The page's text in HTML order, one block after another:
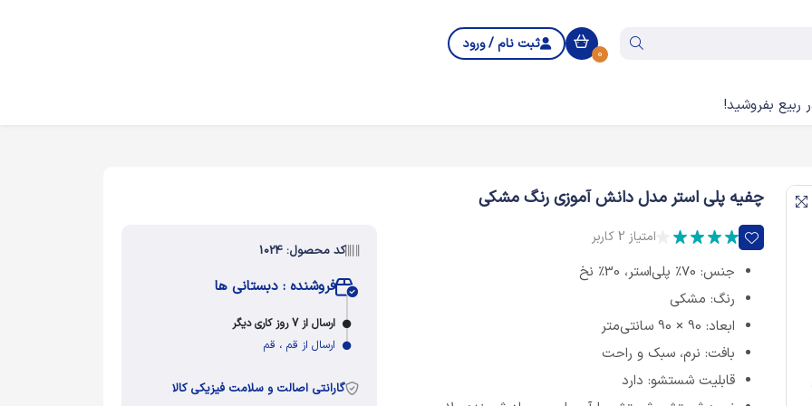
0
ثبت نام / ورود
ربیع بفروشید!
چفیه پلی استر مدل دانش آموزی رنگ مشکی
امتیاز 2 کاربر
جنس: 70٪ پلی‌استر، 30٪ نخ
رنگ: مشکی
ابعاد: 90 × 90 سانتی‌متر
بافت: نرم، سبک و راحت
قابلیت شستشو: دارد
کد محصول: 1024
فروشنده : دبستانی ها
ارسال از 7 روز کاری دیگر
ارسال از قم ، قم
گارانتی اصالت و سلامت فیزیکی کالا